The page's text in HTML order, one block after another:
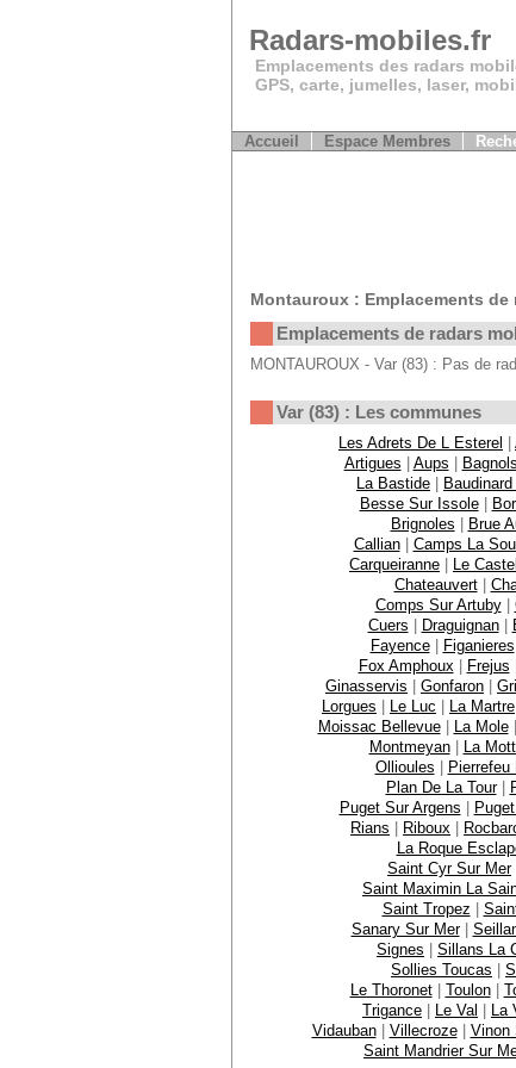
Radars-mobiles.fr
Emplacements des radars
GPS, carte, jumelles, laser,
Accueil Espace Membres
Montauroux : Emplacements de
Emplacements de radars
MONTAUROUX - Var (83) : Pas de
Var (83) : Les communes
Les Adrets De L Esterel |
Artigues | Aups |
La Bastide |
Besse Sur Issole|
Brignoles | Brue
Callian| Camps La
Carqueiranne | Le
Chateauvert|
Comps Sur Artuby|
Cuers | Draguignan|
Fayence| Figanieres
Fox Amphoux | Frejus
Ginasservis | Gonfaron |
Lorgues | Le Luc | La Martre
Moissac Bellevue| La Mole|
Montmeyan| La
Ollioules | Pierrefeu
Plan De La Tour|
Puget Sur Argens |
Rians | Riboux |
La Roque
Saint Cyr Sur Mer
Saint Maximin La
Saint Tropez |
Sanary Sur Mer|
Signes | Sillans La
Sollies Toucas |
Le Thoronet| Toulon|
Trigance | Le Val | La
Vidauban| Villecroze| Vinon
Saint Mandrier Sur